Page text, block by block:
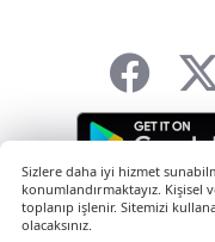
HABER YAZILIMIve
Sizlere daha iyi hizmet
konumlandırmaktayız. Kişisel
toplanıp işlenir. Sitemizi
olacaksınız.